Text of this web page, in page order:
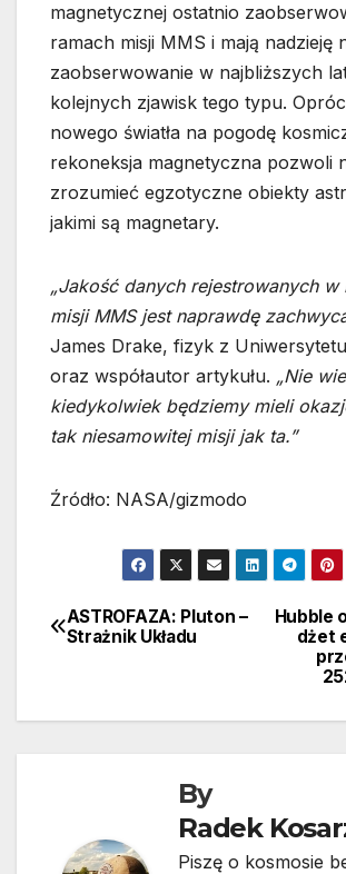
magnetycznej ostatnio
ramach misji MMS i mają nadzieję
zaobserwowanie w najbliższych
kolejnych zjawisk tego typu.
nowego światła na pogodę
rekoneksja magnetyczna pozwoli
zrozumieć egzotyczne obiekty
jakimi są magnetary.
„Jakość danych rejestrowanych w
misji MMS jest naprawdę
James Drake, fizyk z
oraz współautor artykułu. „Nie
kiedykolwiek będziemy mieli
tak niesamowitej misji jak ta.”
Źródło: NASA/gizmodo
Nawigacja
Hubble
dżet
ASTROFAZA: Pluton –
Strażnik Układu
By
Radek
Piszę o kosmosie